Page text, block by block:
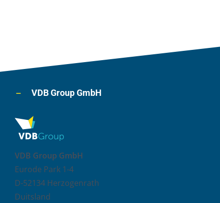
VDB Group GmbH
VDB Group GmbH
Eurode Park 1-4
D-52134 Herzogenrath
Duitsland